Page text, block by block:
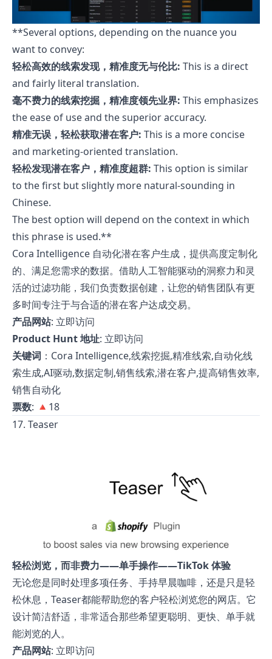
**Several options, depending on the nuance you
want to convey:
轻松高效的线索发现，精准度无与伦比: This is a direct
and fairly literal translation.
毫不费力的线索挖掘，精准度领先业界: This emphasizes
the ease of use and the superior accuracy.
精准无误，轻松获取潜在客户: This is a more concise
and marketing-oriented translation.
轻松发现潜在客户，精准度超群: This option is similar
to the first but slightly more natural-sounding in
Chinese.
The best option will depend on the context in which
this phrase is used.**
Cora Intelligence 自动化潜在客户生成，提供高度定制化
的、满足您需求的数据。借助人工智能驱动的洞察力和灵
活的过滤功能，我们负责数据创建，让您的销售团队有更
多时间专注于与合适的潜在客户达成交易。
产品网站: 立即访问
Product Hunt 地址: 立即访问
关键词 ：Cora Intelligence,线索挖掘,精准线索,自动化线
索生成,AI驱动,数据定制,销售线索,潜在客户,提高销售效率,
销售自动化
票数: 🔺18
17. Teaser
轻松浏览，而非费力——单手操作——TikTok 体验
无论您是同时处理多项任务、手持早晨咖啡，还是只是轻
松休息，Teaser都能帮助您的客户轻松浏览您的网店。它
设计简洁舒适，非常适合那些希望更聪明、更快、单手就
能浏览的人。
产品网站: 立即访问